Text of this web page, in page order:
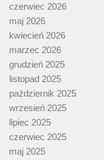
czerwiec 2026
maj 2026
kwiecień 2026
marzec 2026
grudzień 2025
listopad 2025
październik 2025
wrzesień 2025
lipiec 2025
czerwiec 2025
maj 2025